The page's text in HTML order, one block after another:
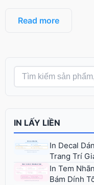
Read more
IN LẤY LIỀN
In Decal
Trang Trí
In Tem
Bám Dính